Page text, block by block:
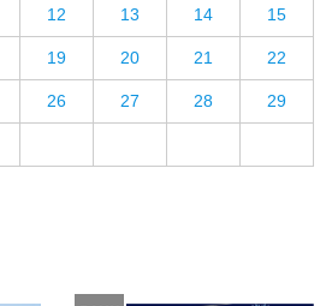
12 13 14 15
19 20 21 22
26 27 28 29